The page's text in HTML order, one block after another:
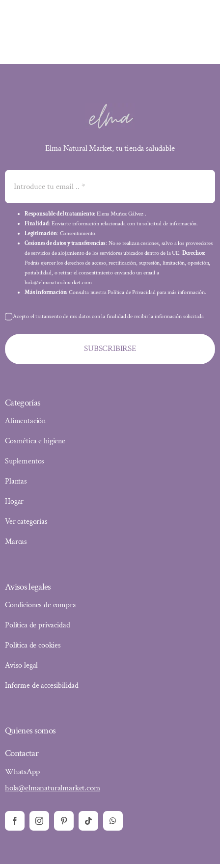
Elma Natural Market, tu tienda saludable
Responsable del tratamiento: Elena Muñoz Gálvez .
Finalidad: Enviarte información relacionada con tu solicitud de información.
Legitimación: Consentimiento.
Cesiones de datos y transferencias: No se realizan cesiones, salvo a los proveedores
de servicios de alojamiento de los servidores ubicados dentro de la UE. Derechos:
Podrás ejercer los derechos de acceso, rectificación, supresión, limitación, oposición,
portabilidad, o retirar el consentimiento enviando un email a
hola@elmanaturalmarket.com
Más información: Consulta nuestra Política de Privacidad para más información.
Acepto el tratamiento de mis datos con la finalidad de recibir la información solicitada
SUBSCRIBIRSE
Categorías
Alimentación
Cosmética e higiene
Suplementos
Plantas
Hogar
Ver categorías
Marcas
Avisos legales
Condiciones de compra
Política de privacidad
Política de cookies
Aviso legal
Informe de accesibilidad
Quienes somos
Contactar
WhatsApp
hola@elmanaturalmarket.com